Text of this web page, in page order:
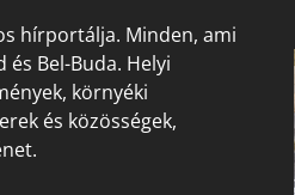
hírportálja. Minden, ami
és Bel-Buda. Helyi
környéki
és közösségek,